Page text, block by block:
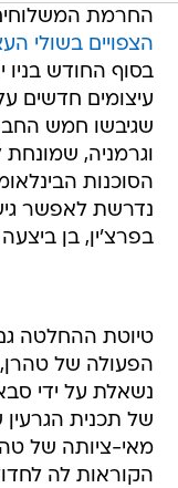
החרמת
הצפויים בשולי
בסוף החודש
עיצומים חדשים
שגיבשו חמש
וגרמניה, שמונחת
הסוכנות
נדרשת לאפשר
בפרצ'ין, בן
טיוטת ההחלטה
הפעולה של
נשאלת על ידי
של תכנית
מאי-ציותה של
הקוראות לה